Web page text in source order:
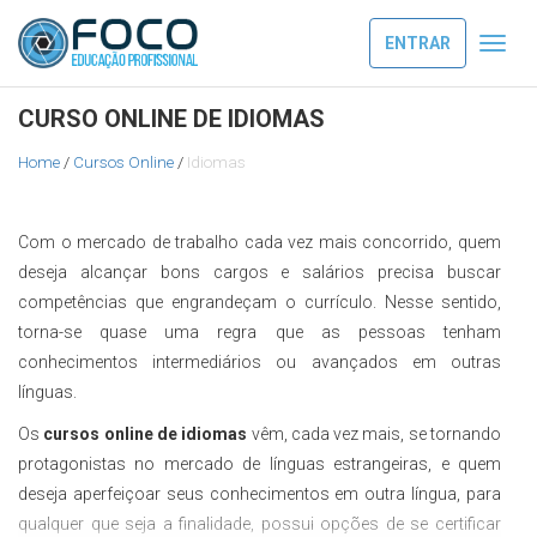
ENTRAR
CURSO ONLINE DE IDIOMAS
Home / Cursos Online / Idiomas
Com o mercado de trabalho cada vez mais concorrido, quem
deseja alcançar bons cargos e salários precisa buscar
competências que engrandeçam o currículo. Nesse sentido,
torna-se quase uma regra que as pessoas tenham
conhecimentos intermediários ou avançados em outras
línguas.
Os cursos online de idiomas vêm, cada vez mais, se tornando
protagonistas no mercado de línguas estrangeiras, e quem
deseja aperfeiçoar seus conhecimentos em outra língua, para
qualquer que seja a finalidade, possui opções de se certificar